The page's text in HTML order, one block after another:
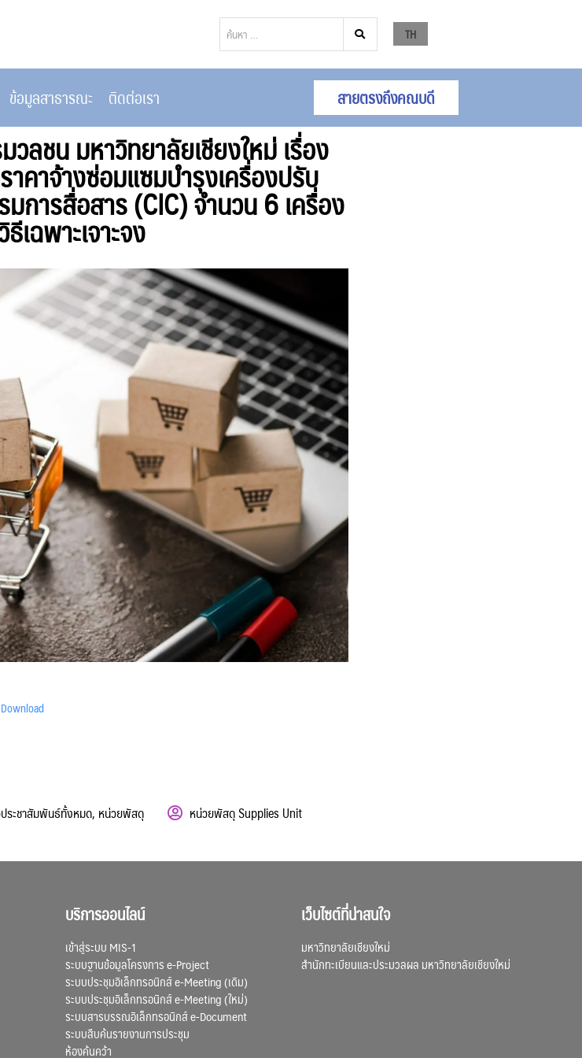
TH
ข้อมูลสาธารณะ ติดต่อเรา สายตรงถึงคณบดี
ลชน มหาวิทยาลัยเชียงใหม่ เรื่อง
าคาจ้างซ่อมแซมบำรุงเครื่องปรับ
การสื่อสาร (CIC) จำนวน 6 เครื่อง
เฉพาะเจาะจง
Download
ระชาสัมพันธ์ทั้งหมด, หน่วยพัสดุ หน่วยพัสดุ Supplies Unit
บริการออนไลน์
เข้าสู่ระบบ MIS-1
ระบบฐานข้อมูลโครงการ e-Project
ระบบประชุมอิเล็กทรอนิกส์ e-Meeting (เดิม)
ระบบประชุมอิเล็กทรอนิกส์ e-Meeting (ใหม่)
ระบบสารบรรณอิเล็กทรอนิกส์ e-Document
ระบบสืบค้นรายงานการประชุม
ห้องค้นคว้า
เว็บไซต์ที่น่าสนใจ
มหาวิทยาลัยเชียงใหม่
สำนักทะเบียนและประมวลผล มหาวิทยาลัยเชียงใหม่